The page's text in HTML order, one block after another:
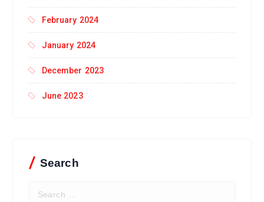
February 2024
January 2024
December 2023
June 2023
Search